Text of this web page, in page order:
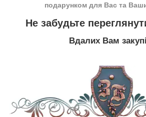
подарунком для Вас та
Не забудьте
Вдалих Вам